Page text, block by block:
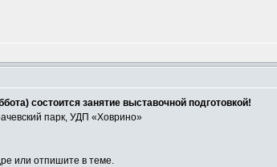
состоится занятие выставочной подготовкой!
парк, УДП «Ховрино»
или отпишите в теме.